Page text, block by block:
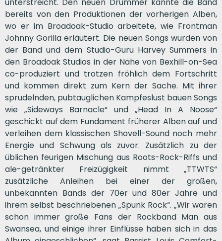
bereits von den Produktionen der vorherigen Alben,
wo er im Broadoak-Studio arbeitete, wie Frontman
Johnny Gorilla erläutert. Die neuen Songs wurden von
der Band und dem Studio-Guru Harvey Summers in
den Broadoak Studios in der Nähe von Bexhill-on-Sea
co-produziert und trotzen fröhlich dem Fortschritt
und kommen direkt zum Kern der Sache. Mit ihrer
sprudelnden, pubtauglichen Kampfeslust bauen Songs
wie „Sideways Barnacle“ und „Head In A Noose“
geschickt auf dem Fundament früherer Alben auf und
verleihen dem klassischen Shovell-Sound noch mehr
Energie und Schwung als zuvor. Zusätzlich zu der
üblichen feurigen Mischung aus Roots-Rock-Riffs und
ale-getränkter Freizügigkeit nimmt „TTWTS“
zusätzliche Anleihen bei einer der großen,
unbekannten Bands der 70er und 80er Jahre und
ihrem selbst beschriebenen „Spunk Rock“. „Wir waren
schon immer große Fans der Rockband Man aus
Swansea, und einige ihrer Einflüsse haben sich in das